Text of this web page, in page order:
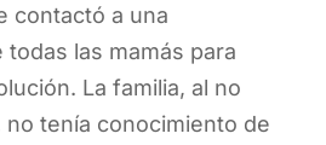
contactó a una
las mamás para
La familia, al no
no tenía conocimiento de